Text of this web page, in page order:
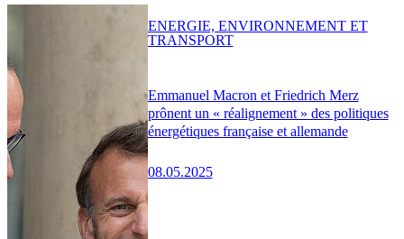
Emmanuel Macron et Friedrich Merz
prônent un « réalignement » des politiques
énergétiques française et allemande
08.05.2025
ENERGIE, ENVIRONNEMENT ET
TRANSPORT